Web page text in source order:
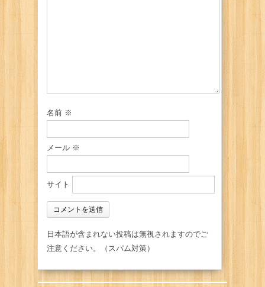
名前 ※
メール ※
サイト
日本語が含まれない投稿は無視されますのでご
注意ください。（スパム対策）